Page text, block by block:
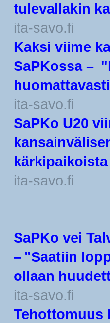
tulevallakin
ita-savo.fi
Kaksi viime
SaPKossa –
ita-savo.fi
SaPKo U20
ita-savo.fi
SaPKo vei
– "Saatiin
ollaan
ita-savo.fi
Tehottomuus